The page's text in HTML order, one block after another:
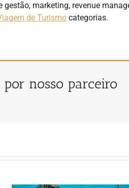
marketing, revenue
de Turismo categorias.
nosso parceiro